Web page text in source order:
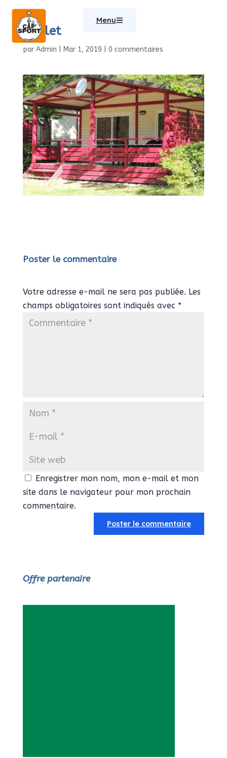
Menu
Chalet
par Admin Mar 1, 2019 0 commentaires
Poster le commentaire
Votre adresse e-mail ne sera pas publiée. Les
champs obligatoires sont indiqués avec *
Enregistrer mon nom, mon e-mail et mon
site dans le navigateur pour mon prochain
commentaire.
Offre partenaire